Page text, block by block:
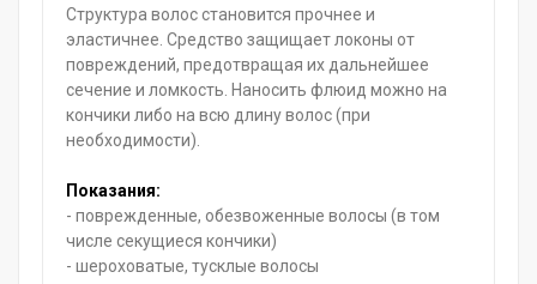
Структура волос становится прочнее и
эластичнее. Средство защищает локоны от
повреждений, предотвращая их дальнейшее
сечение и ломкость. Наносить флюид можно на
кончики либо на всю длину волос (при
необходимости).
Показания:
- поврежденные, обезвоженные волосы (в том
числе секущиеся кончики)
- шероховатые, тусклые волосы